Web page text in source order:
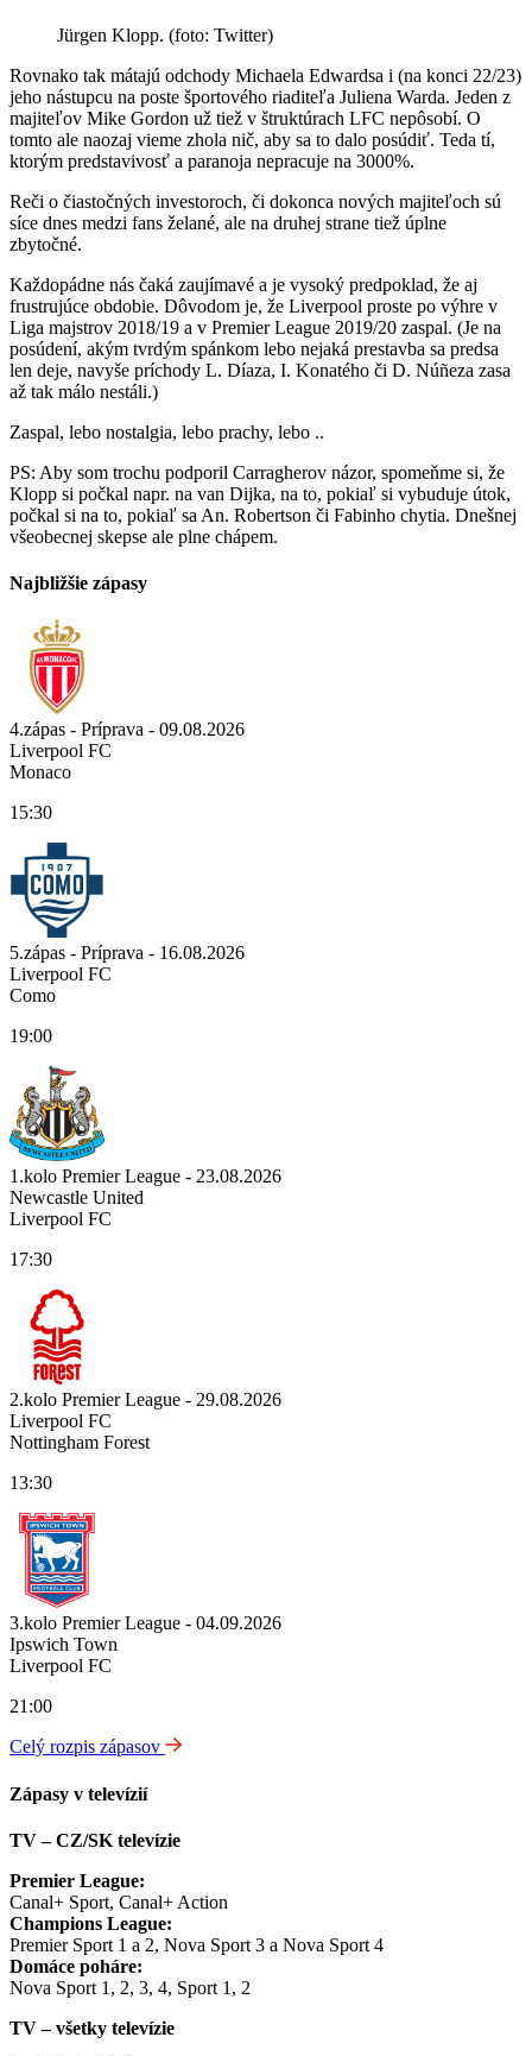
Jürgen Klopp. (foto: Twitter)
Rovnako tak mátajú odchody Michaela Edwardsa i (na konci 22/23)
jeho nástupcu na poste športového riaditeľa Juliena Warda. Jeden z
majiteľov Mike Gordon už tiež v štruktúrach LFC nepôsobí. O
tomto ale naozaj vieme zhola nič, aby sa to dalo posúdiť. Teda tí,
ktorým predstavivosť a paranoja nepracuje na 3000%.
Reči o čiastočných investoroch, či dokonca nových majiteľoch sú
síce dnes medzi fans želané, ale na druhej strane tiež úplne
zbytočné.
Každopádne nás čaká zaujímavé a je vysoký predpoklad, že aj
frustrujúce obdobie. Dôvodom je, že Liverpool proste po výhre v
Liga majstrov 2018/19 a v Premier League 2019/20 zaspal. (Je na
posúdení, akým tvrdým spánkom lebo nejaká prestavba sa predsa
len deje, navyše príchody L. Díaza, I. Konatého či D. Núñeza zasa
až tak málo nestáli.)
Zaspal, lebo nostalgia, lebo prachy, lebo ..
PS: Aby som trochu podporil Carragherov názor, spomeňme si, že
Klopp si počkal napr. na van Dijka, na to, pokiaľ si vybuduje útok,
počkal si na to, pokiaľ sa An. Robertson či Fabinho chytia. Dnešnej
všeobecnej skepse ale plne chápem.
Najbližšie zápasy
4.zápas - Príprava - 09.08.2026
Liverpool FC
Monaco
15:30
5.zápas - Príprava - 16.08.2026
Liverpool FC
Como
19:00
1.kolo Premier League - 23.08.2026
Newcastle United
Liverpool FC
17:30
2.kolo Premier League - 29.08.2026
Liverpool FC
Nottingham Forest
13:30
3.kolo Premier League - 04.09.2026
Ipswich Town
Liverpool FC
21:00
Celý rozpis zápasov
Zápasy v televízií
TV – CZ/SK televízie
Premier League:
Canal+ Sport, Canal+ Action
Champions League:
Premier Sport 1 a 2, Nova Sport 3 a Nova Sport 4
Domáce poháre:
Nova Sport 1, 2, 3, 4, Sport 1, 2
TV – všetky televízie